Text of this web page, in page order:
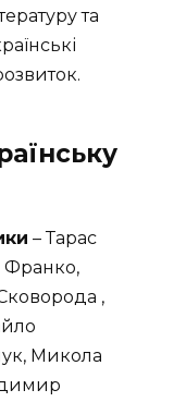
та
– Тарас
Франко,
,
Микола